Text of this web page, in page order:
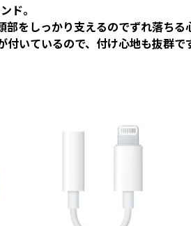
ド。
をしっかり支えるのでずれ落ちる
いているので、付け心地も抜群で